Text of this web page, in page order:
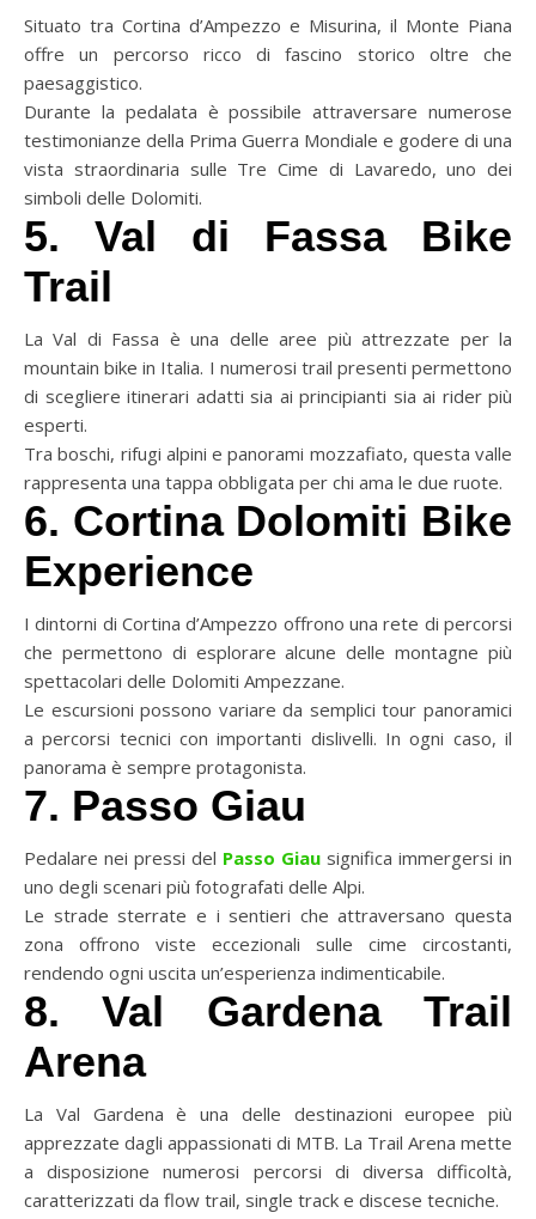
Situato tra Cortina d’Ampezzo e Misurina, il Monte Piana
offre un percorso ricco di fascino storico oltre che
paesaggistico.
Durante la pedalata è possibile attraversare numerose
testimonianze della Prima Guerra Mondiale e godere di una
vista straordinaria sulle Tre Cime di Lavaredo, uno dei
simboli delle Dolomiti.
5. Val di Fassa Bike
Trail
La Val di Fassa è una delle aree più attrezzate per la
mountain bike in Italia. I numerosi trail presenti permettono
di scegliere itinerari adatti sia ai principianti sia ai rider più
esperti.
Tra boschi, rifugi alpini e panorami mozzafiato, questa valle
rappresenta una tappa obbligata per chi ama le due ruote.
6. Cortina Dolomiti Bike
Experience
I dintorni di Cortina d’Ampezzo offrono una rete di percorsi
che permettono di esplorare alcune delle montagne più
spettacolari delle Dolomiti Ampezzane.
Le escursioni possono variare da semplici tour panoramici
a percorsi tecnici con importanti dislivelli. In ogni caso, il
panorama è sempre protagonista.
7. Passo Giau
Pedalare nei pressi del Passo Giau significa immergersi in
uno degli scenari più fotografati delle Alpi.
Le strade sterrate e i sentieri che attraversano questa
zona offrono viste eccezionali sulle cime circostanti,
rendendo ogni uscita un’esperienza indimenticabile.
8. Val Gardena Trail
Arena
La Val Gardena è una delle destinazioni europee più
apprezzate dagli appassionati di MTB. La Trail Arena mette
a disposizione numerosi percorsi di diversa difficoltà,
caratterizzati da flow trail, single track e discese tecniche.